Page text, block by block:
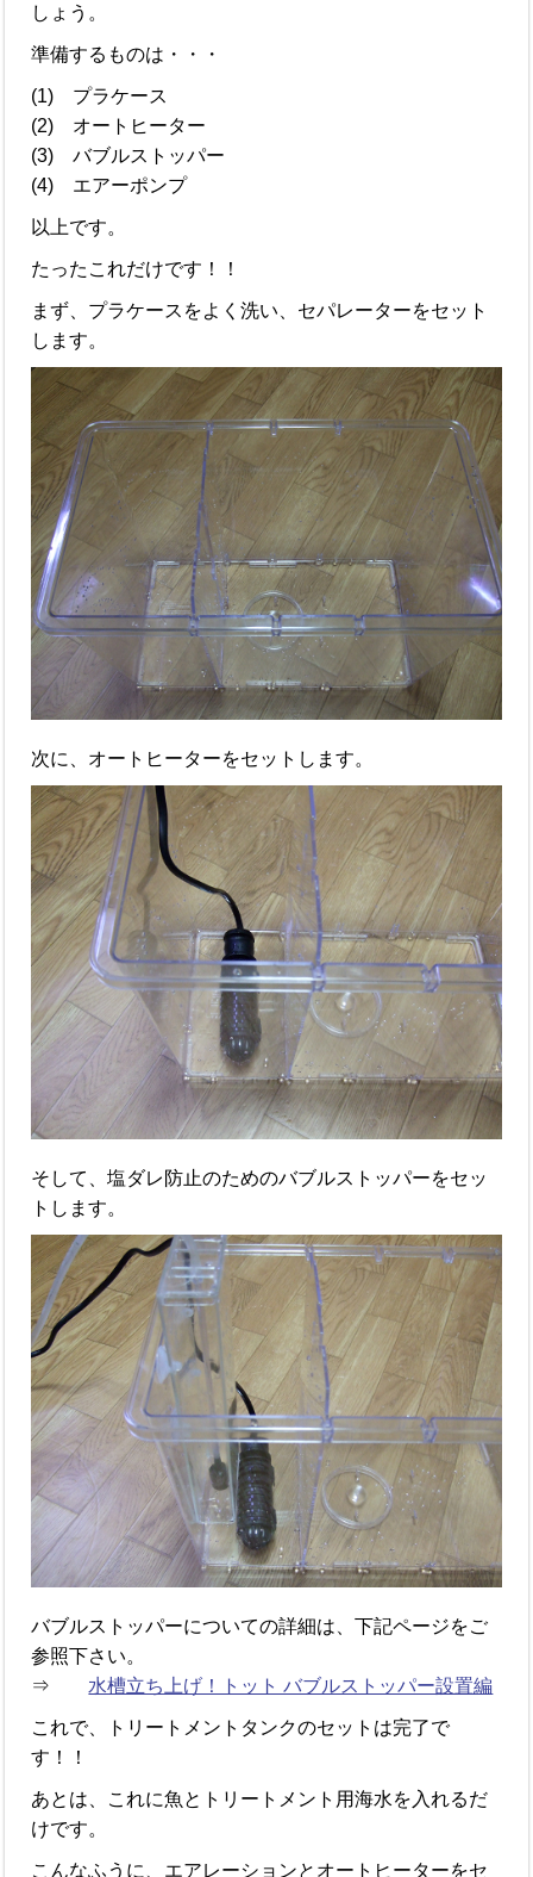
しょう。
準備するものは・・・
(1) プラケース
(2) オートヒーター
(3) バブルストッパー
(4) エアーポンプ
以上です。
たったこれだけです！！
まず、プラケースをよく洗い、セパレーターをセット
します。
次に、オートヒーターをセットします。
そして、塩ダレ防止のためのバブルストッパーをセッ
トします。
バブルストッパーについての詳細は、下記ページをご
参照下さい。
⇒ 水槽立ち上げ！トット バブルストッパー設置編
これで、トリートメントタンクのセットは完了で
す！！
あとは、これに魚とトリートメント用海水を入れるだ
けです。
こんなふうに、エアレーションとオートヒーターをセ